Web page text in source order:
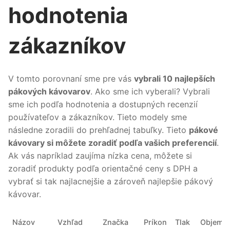
hodnotenia
zákazníkov
V tomto porovnaní sme pre vás vybrali 10 najlepších
pákových kávovarov. Ako sme ich vyberali? Vybrali
sme ich podľa hodnotenia a dostupných recenzií
používateľov a zákazníkov. Tieto modely sme
následne zoradili do prehľadnej tabuľky. Tieto pákové
kávovary si môžete zoradiť podľa vašich preferencií.
Ak vás napríklad zaujíma nízka cena, môžete si
zoradiť produkty podľa orientačné ceny s DPH a
vybrať si tak najlacnejšie a zároveň najlepšie pákový
kávovar.
Názov Vzhľad Značka
Príkon
Tlak
Objem